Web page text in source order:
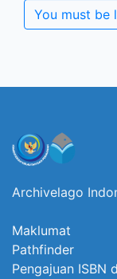
You must be
Archivelago
Maklumat
Pathfinder
Pengajuan ISBN